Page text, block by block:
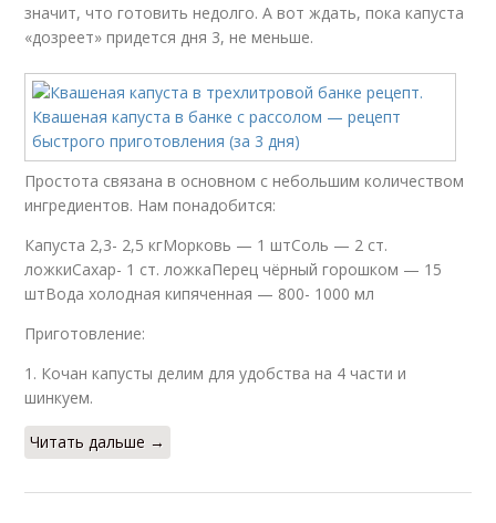
значит, что готовить недолго. А вот ждать, пока капуста
«дозреет» придется дня 3, не меньше.
Простота связана в основном с небольшим количеством
ингредиентов. Нам понадобится:
Капуста 2,3- 2,5 кгМорковь — 1 штСоль — 2 ст.
ложкиСахар- 1 ст. ложкаПерец чёрный горошком — 15
штВода холодная кипяченная — 800- 1000 мл
Приготовление:
1. Кочан капусты делим для удобства на 4 части и
шинкуем.
Читать дальше →